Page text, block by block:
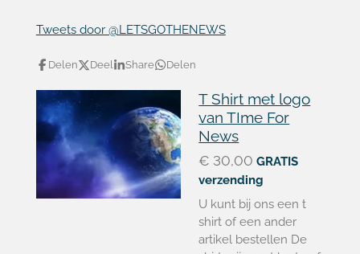
Tweets door @LETSGOTHENEWS
Delen Deel Share Delen
T Shirt met logo
van TIme For
News
€ 30,00 GRATIS
verzending
U kunt bij ons een t
shirt of een ander
artikel bestellen De